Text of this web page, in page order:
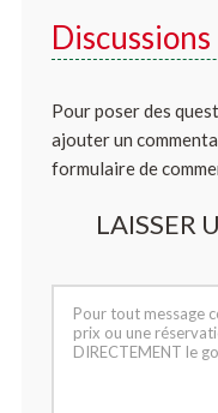
Discussions
Pour poser des
ajouter un
formulaire de
LAISSER